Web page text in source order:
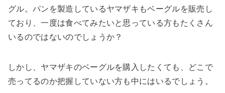
グル。パンを製造しているヤマザキもベーグルを販売し
ており、一度は食べてみたいと思っている方もたくさん
いるのではないのでしょうか？
しかし、ヤマザキのベーグルを購入したくても、どこで
売ってるのか把握していない方も中にはいるでしょう。